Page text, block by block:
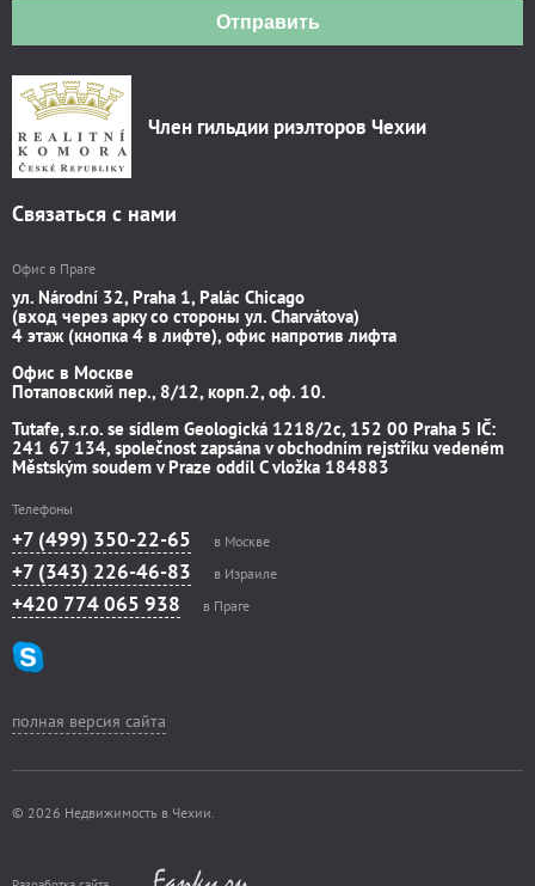
Отправить
Член гильдии риэлторов Чехии
Связаться с нами
Офис в Праге
ул. Národní 32, Praha 1, Palác Chicago
(вход через арку со стороны ул. Charvátova)
4 этаж (кнопка 4 в лифте), офис напротив лифта
Офис в Москве
Потаповский пер., 8/12, корп.2, оф. 10.
Tutafe, s.r.o. se sídlem Geologická 1218/2c, 152 00 Praha 5 IČ:
241 67 134, společnost zapsána v obchodním rejstříku vedeném
Městským soudem v Praze oddíl C vložka 184883
Телефоны
+7 (499) 350-22-65 в Москве
+7 (343) 226-46-83 в Израиле
+420 774 065 938 в Праге
полная версия сайта
© 2026 Недвижимость в Чехии.